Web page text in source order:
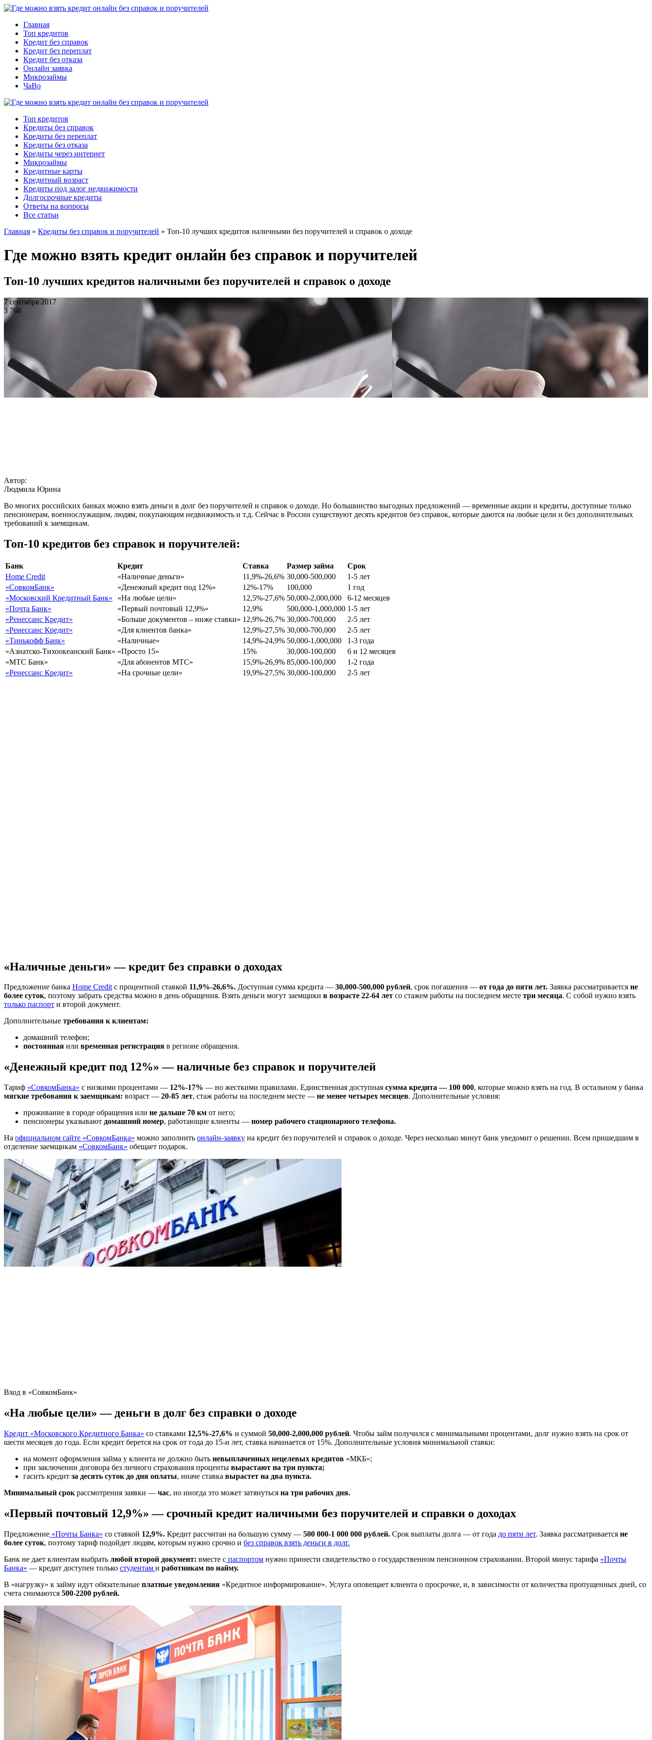
Главная
Топ кредитов
Кредит без справок
Кредит без переплат
Кредит без отказа
Онлайн заявка
Микрозаймы
ЧаВо
Топ кредитов
Кредиты без справок
Кредиты без переплат
Кредиты без отказа
Кредиты через интернет
Микрозаймы
Кредитные карты
Кредитный возраст
Кредиты под залог недвижимости
Долгосрочные кредиты
Ответы на вопросы
Все статьи
Главная » Кредиты без справок и поручителей » Топ-10 лучших кредитов наличными без поручителей и справок о доходе
Где можно взять кредит онлайн без справок и поручителей
Топ-10 лучших кредитов наличными без поручителей и справок о доходе
7 сентября 2017
3 768
Автор:
Людмила Юрина
Во многих российских банках можно взять деньги в долг без поручителей и справок о доходе. Но большинство выгодных предложений — временные акции и кредиты, доступные только
пенсионерам, военнослужащим, людям, покупающим недвижимость и т.д. Сейчас в России существуют десять кредитов без справок, которые даются на любые цели и без дополнительных
требований к заемщикам.
Топ-10 кредитов без справок и поручителей:
Банк Кредит Ставка Размер займа
Срок
Home Credit
«Наличные деньги» 11,9%-26,6% 30,000-500,000
1-5 лет
«СовкомБанк»
«Денежный кредит под 12%» 12%-17% 100,000
1 год
«Московский Кредитный Банк»
«На любые цели» 12,5%-27,6% 50,000-2,000,000
6-12 месяцев
«Почта Банк»
«Первый почтовый 12,9%» 12,9% 500,000-1,000,000 1-5 лет
«Ренессанс Кредит»
«Больше документов – ниже ставки» 12,9%-26,7% 30,000-700,000
2-5 лет
«Ренессанс Кредит»
«Для клиентов банка» 12,9%-27,5% 30,000-700,000
2-5 лет
«Тинькофф Банк»
«Наличные» 14,9%-24,9% 50,000-1,000,000
1-3 года
«Азиатско-Тихоокеанский Банк» «Просто 15» 15% 30,000-100,000
6 и 12 месяцев
«МТС Банк»
«Для абонентов МТС» 15,9%-26,9% 85,000-100,000
1-2 года
«Ренессанс Кредит»
«На срочные цели» 19,9%-27,5% 30,000-100,000 2-5 лет
«Наличные деньги» — кредит без справки о доходах
Предложение банка Home Creditс процентной ставкой 11,9%-26,6%. Доступная сумма кредита — 30,000-500,000 рублей, срок погашения — от года до пяти лет. Заявка рассматривается не
более суток, поэтому забрать средства можно в день обращения. Взять деньги могут заемщики в возрасте 22-64 лет со стажем работы на последнем месте три месяца. С собой нужно взять
только паспорт и второй документ.
Дополнительные требования к клиентам:
домашний телефон;
постоянная или временная регистрация в регионе обращения.
«Денежный кредит под 12%» — наличные без справок и поручителей
Тариф «СовкомБанка» с низкими процентами — 12%-17% — но жесткими правилами. Единственная доступная сумма кредита — 100 000, которые можно взять на год. В остальном у банка
мягкие требования к заемщикам: возраст — 20-85 лет, стаж работы на последнем месте — не менее четырех месяцев. Дополнительные условия:
проживание в городе обращения или не дальше 70 км от него;
пенсионеры указывают домашний номер, работающие клиенты — номер рабочего стационарного телефона.
На официальном сайте «СовкомБанка» можно заполнить онлайн-заявку на кредит без поручителей и справок о доходе. Через несколько минут банк уведомит о решении. Всем пришедшим в
отделение заемщикам «СовкомБанк» обещает подарок.
Вход в «СовкомБанк»
«На любые цели» — деньги в долг без справки о доходе
Кредит «Московского Кредитного Банка» со ставками 12,5%-27,6% и суммой 50,000-2,000,000 рублей. Чтобы займ получился с минимальными процентами, долг нужно взять на срок от
шести месяцев до года. Если кредит берется на срок от года до 15-и лет, ставка начинается от 15%. Дополнительные условия минимальной ставки:
на момент оформления займа у клиента не должно быть невыплаченных нецелевых кредитов «МКБ»;
при заключении договора без личного страхования проценты вырастают на три пункта;
гасить кредит за десять суток до дня оплаты, иначе ставка вырастет на два пункта.
Минимальный срок рассмотрения заявки — час, но иногда это может затянуться на три рабочих дня.
«Первый почтовый 12,9%» — срочный кредит наличными без поручителей и справки о доходах
Предложение «Почты Банка» со ставкой 12,9%. Кредит рассчитан на большую сумму — 500 000-1 000 000 рублей. Срок выплаты долга — от года до пяти лет. Заявка рассматривается не
более суток, поэтому тариф подойдет людям, которым нужно срочно и без справок взять деньги в долг.
Банк не дает клиентам выбрать любой второй документ: вместе с паспортом нужно принести свидетельство о государственном пенсионном страховании. Второй минус тарифа «Почты
Банка» — кредит доступен только студентам и работникам по найму.
В «нагрузку» к займу идут обязательные платные уведомления «Кредитное информирование». Услуга оповещает клиента о просрочке, и, в зависимости от количества пропущенных дней, со
счета снимаются 500-2200 рублей.